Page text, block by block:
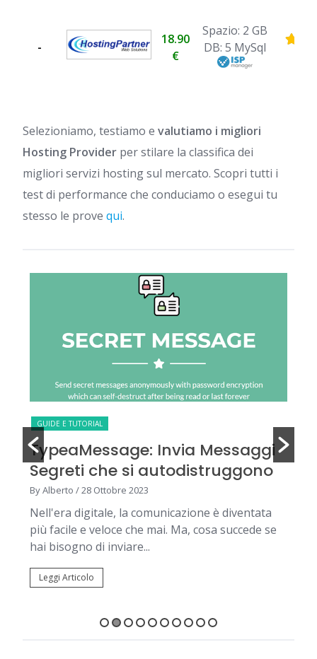
-
18.90
€
Spazio: 2 GB
DB: 5 MySql
Selezioniamo, testiamo e valutiamo i migliori
Hosting Provider per stilare la classifica dei
migliori servizi hosting sul mercato. Scopri tutti i
test di performance che conduciamo o esegui tu
stesso le prove qui.
GUIDE E TUTORIAL
TypeaMessage: Invia Messaggi
Segreti che si autodistruggono
By Alberto / 28 Ottobre 2023
Nell'era digitale, la comunicazione è diventata
più facile e veloce che mai. Ma, cosa succede se
hai bisogno di inviare...
Leggi Articolo